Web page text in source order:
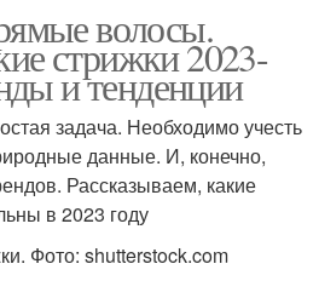
волосы.
стрижки 2023-
и тенденции
задача. Необходимо учесть
данные. И, конечно,
Рассказываем, какие
в 2023 году
Фото: shutterstock.com